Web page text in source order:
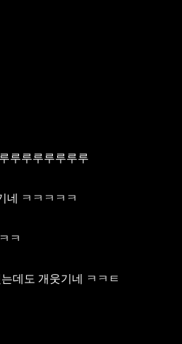
루루루루루루루
네 ㅋㅋㅋㅋㅋ
ㅋ
데도 개웃기네 ㅋㅋㅌ